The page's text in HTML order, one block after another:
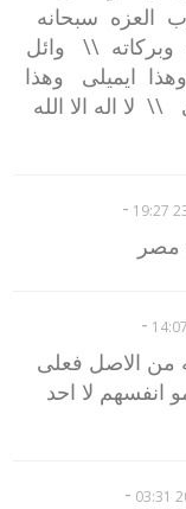
العزه سبحانه
وبركاته \\ وائل
ايميلى وهذا
لا اله الا الله
-
مصر
-
من الاصل فعلى
انفسهم لا احد
-